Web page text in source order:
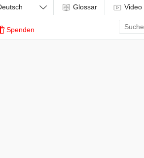
Spenden
Glossar Video
Enter
search
term